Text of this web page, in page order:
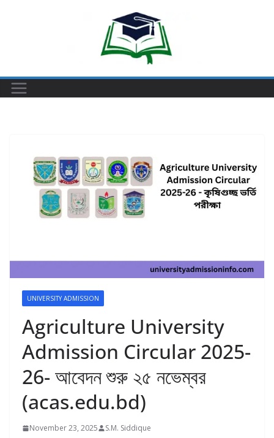
UNIVERSITY ADMISSION
Agriculture University
Admission Circular 2025-
26- আবেদন শুরু ২৫ নভেম্বর
(acas.edu.bd)
November 23, 2025 S.M. Siddique